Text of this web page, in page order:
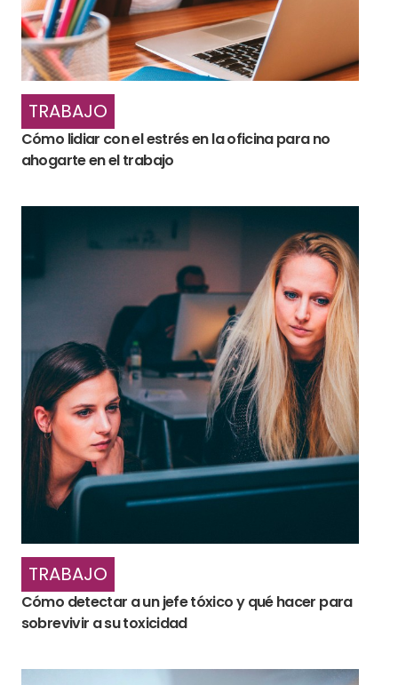
TRABAJO
Cómo lidiar con el estrés en la oficina para no
ahogarte en el trabajo
TRABAJO
Cómo detectar a un jefe tóxico y qué hacer para
sobrevivir a su toxicidad